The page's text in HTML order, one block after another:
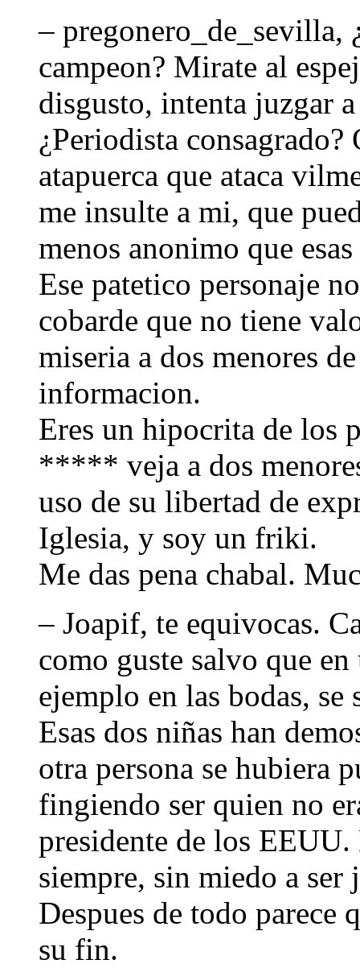
– pregonero_de_sevilla,
campeon? Mirate al
disgusto, intenta juzgar
¿Periodista
atapuerca que ataca
me insulte a mi, que
menos anonimo que
Ese patetico personaje
cobarde que no tiene
miseria a dos menores
informacion.
Eres un hipocrita de los
***** veja a dos
uso de su libertad de
Iglesia, y soy un friki.
Me das pena chabal.
– Joapif, te equivocas.
como guste salvo que
ejemplo en las bodas,
Esas dos niñas han
otra persona se hubiera
fingiendo ser quien no
presidente de los
siempre, sin miedo a ser
Despues de todo
su fin.